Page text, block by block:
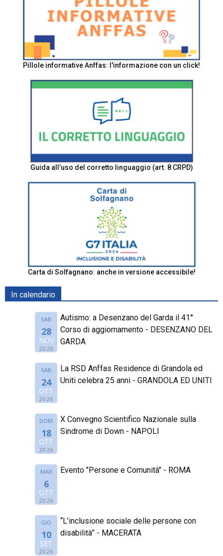
Pillole informative Anffas: l'informazione con un click!
Guida all’uso del corretto linguaggio (art. 8 CRPD)
Carta di Solfagnano: anche in versione accessibile!
In calendario
SAB
28
NOV
2026
Autismo: a Desenzano del Garda il 41°
Corso di aggiornamento - DESENZANO DEL
GARDA
SAB
24
OTT
2026
La RSD Anffas Residence di Grandola ed
Uniti celebra 25 anni - GRANDOLA ED UNITI
DOM
18
OTT
2026
X Convegno Scientifico Nazionale sulla
Sindrome di Down - NAPOLI
MAR
6
OTT
2026
Evento "Persone e Comunità" - ROMA
GIO
10
SET
2026
“L’inclusione sociale delle persone con
disabilità” - MACERATA